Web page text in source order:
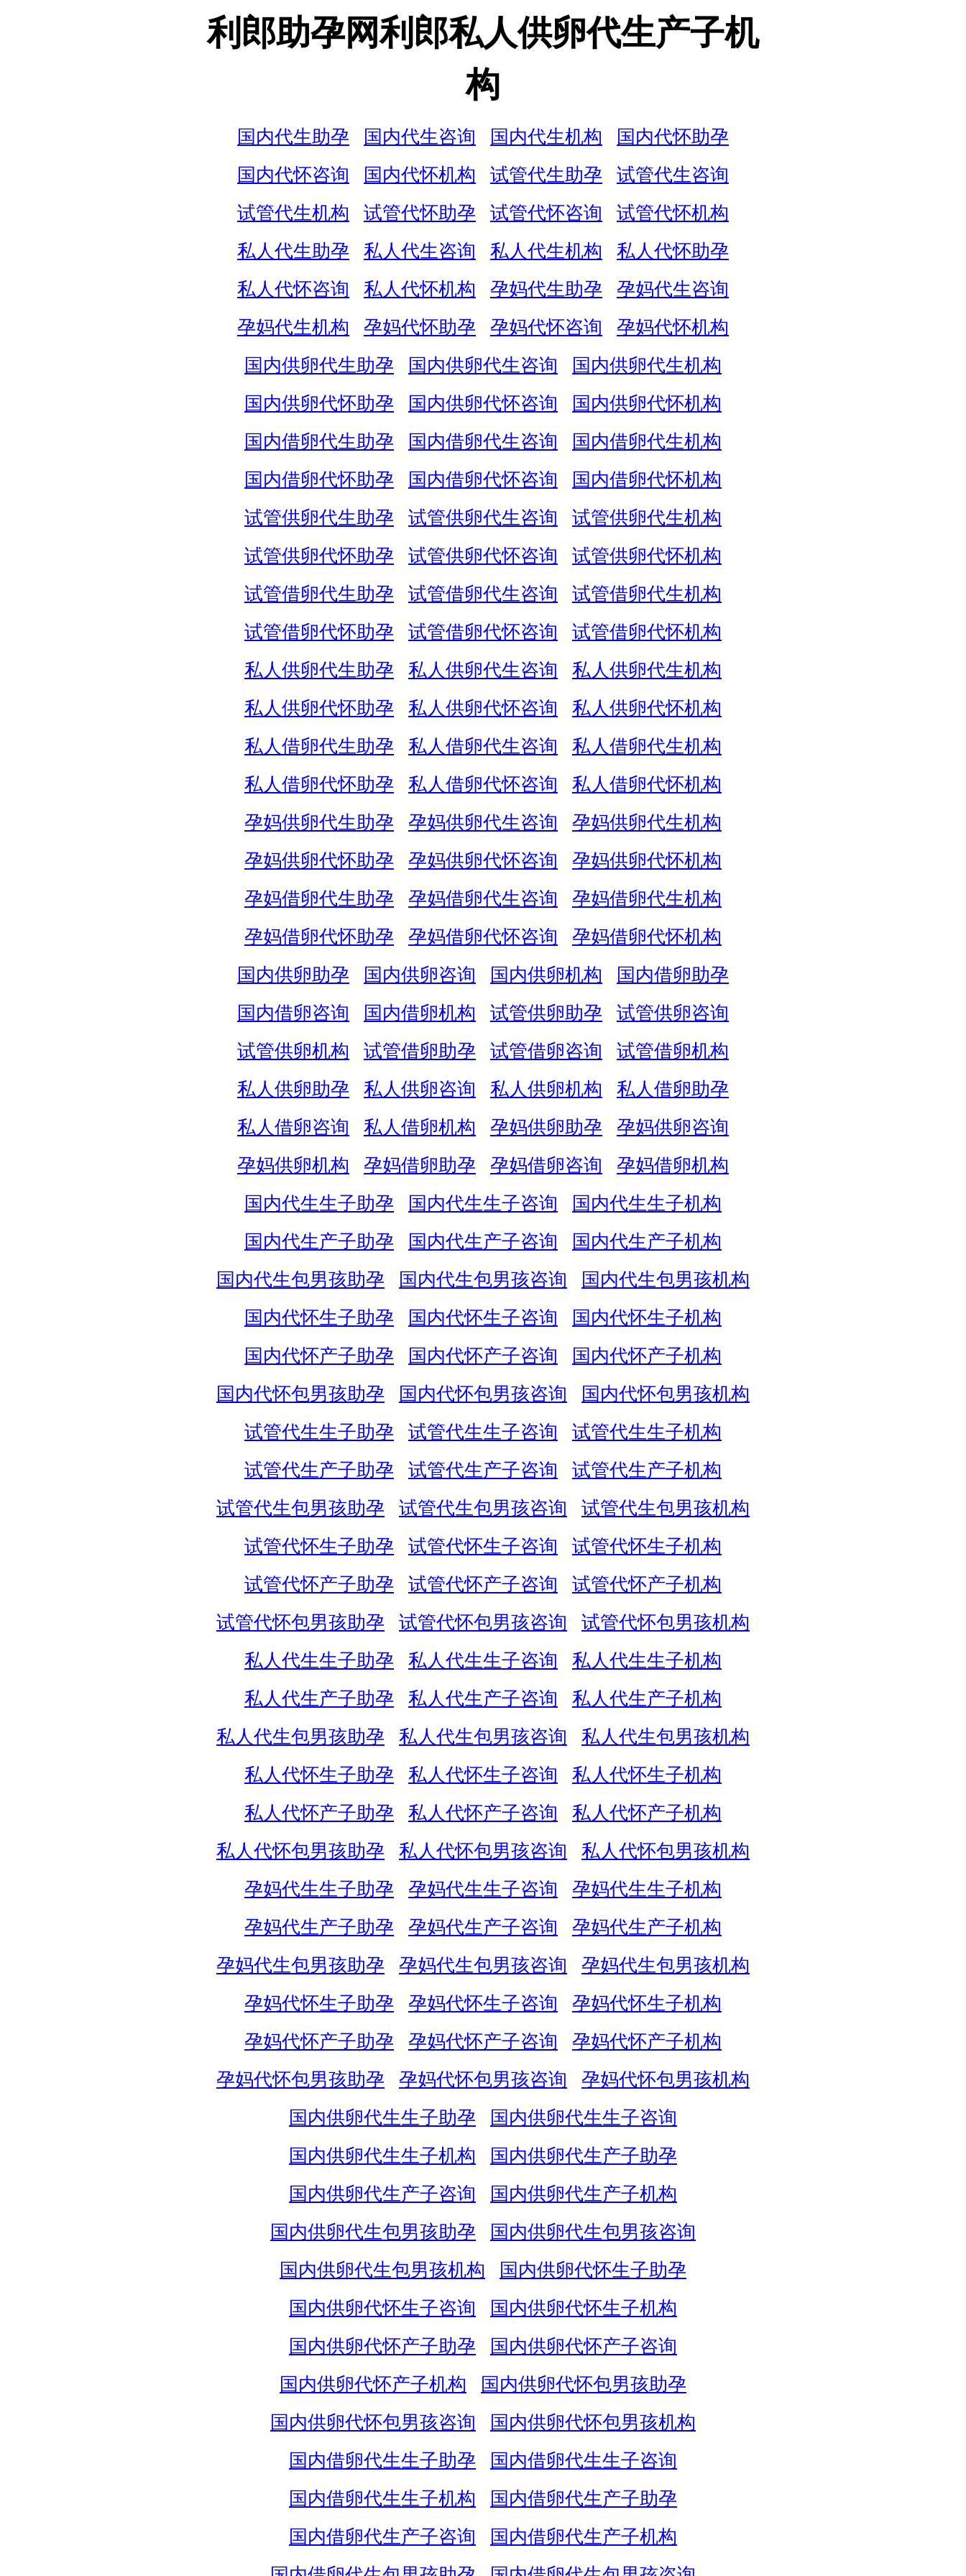
利郎助孕网利郎私人供卵代生产子机
构
国内代生助孕 国内代生咨询 国内代生机构
国内代怀助孕
国内代怀咨询
国内代怀机构 试管代生助孕
试管代生咨询
试管代生机构
试管代怀助孕 试管代怀咨询
试管代怀机构
私人代生助孕
私人代生咨询 私人代生机构
私人代怀助孕
私人代怀咨询
私人代怀机构 孕妈代生助孕
孕妈代生咨询
孕妈代生机构
孕妈代怀助孕 孕妈代怀咨询
孕妈代怀机构
国内供卵代生助孕
国内供卵代生咨询
国内供卵代生机构
国内供卵代怀助孕
国内供卵代怀咨询
国内供卵代怀机构
国内借卵代生助孕
国内借卵代生咨询
国内借卵代生机构
国内借卵代怀助孕
国内借卵代怀咨询
国内借卵代怀机构
试管供卵代生助孕
试管供卵代生咨询
试管供卵代生机构
试管供卵代怀助孕
试管供卵代怀咨询
试管供卵代怀机构
试管借卵代生助孕
试管借卵代生咨询
试管借卵代生机构
试管借卵代怀助孕
试管借卵代怀咨询
试管借卵代怀机构
私人供卵代生助孕
私人供卵代生咨询
私人供卵代生机构
私人供卵代怀助孕
私人供卵代怀咨询
私人供卵代怀机构
私人借卵代生助孕
私人借卵代生咨询
私人借卵代生机构
私人借卵代怀助孕
私人借卵代怀咨询
私人借卵代怀机构
孕妈供卵代生助孕
孕妈供卵代生咨询
孕妈供卵代生机构
孕妈供卵代怀助孕
孕妈供卵代怀咨询
孕妈供卵代怀机构
孕妈借卵代生助孕
孕妈借卵代生咨询
孕妈借卵代生机构
孕妈借卵代怀助孕
孕妈借卵代怀咨询
孕妈借卵代怀机构
国内供卵助孕
国内供卵咨询 国内供卵机构
国内借卵助孕
国内借卵咨询
国内借卵机构 试管供卵助孕
试管供卵咨询
试管供卵机构
试管借卵助孕 试管借卵咨询
试管借卵机构
私人供卵助孕
私人供卵咨询 私人供卵机构
私人借卵助孕
私人借卵咨询
私人借卵机构 孕妈供卵助孕
孕妈供卵咨询
孕妈供卵机构
孕妈借卵助孕 孕妈借卵咨询
孕妈借卵机构
国内代生生子助孕
国内代生生子咨询
国内代生生子机构
国内代生产子助孕
国内代生产子咨询
国内代生产子机构
国内代生包男孩助孕
国内代生包男孩咨询
国内代生包男孩机构
国内代怀生子助孕
国内代怀生子咨询
国内代怀生子机构
国内代怀产子助孕
国内代怀产子咨询
国内代怀产子机构
国内代怀包男孩助孕
国内代怀包男孩咨询
国内代怀包男孩机构
试管代生生子助孕
试管代生生子咨询
试管代生生子机构
试管代生产子助孕
试管代生产子咨询
试管代生产子机构
试管代生包男孩助孕
试管代生包男孩咨询
试管代生包男孩机构
试管代怀生子助孕
试管代怀生子咨询
试管代怀生子机构
试管代怀产子助孕
试管代怀产子咨询
试管代怀产子机构
试管代怀包男孩助孕
试管代怀包男孩咨询
试管代怀包男孩机构
私人代生生子助孕
私人代生生子咨询
私人代生生子机构
私人代生产子助孕
私人代生产子咨询
私人代生产子机构
私人代生包男孩助孕
私人代生包男孩咨询
私人代生包男孩机构
私人代怀生子助孕
私人代怀生子咨询
私人代怀生子机构
私人代怀产子助孕
私人代怀产子咨询
私人代怀产子机构
私人代怀包男孩助孕
私人代怀包男孩咨询
私人代怀包男孩机构
孕妈代生生子助孕
孕妈代生生子咨询
孕妈代生生子机构
孕妈代生产子助孕
孕妈代生产子咨询
孕妈代生产子机构
孕妈代生包男孩助孕
孕妈代生包男孩咨询
孕妈代生包男孩机构
孕妈代怀生子助孕
孕妈代怀生子咨询
孕妈代怀生子机构
孕妈代怀产子助孕
孕妈代怀产子咨询
孕妈代怀产子机构
孕妈代怀包男孩助孕
孕妈代怀包男孩咨询
孕妈代怀包男孩机构
国内供卵代生生子助孕
国内供卵代生生子咨询
国内供卵代生生子机构
国内供卵代生产子助孕
国内供卵代生产子咨询
国内供卵代生产子机构
国内供卵代生包男孩助孕
国内供卵代生包男孩咨询
国内供卵代生包男孩机构
国内供卵代怀生子助孕
国内供卵代怀生子咨询
国内供卵代怀生子机构
国内供卵代怀产子助孕
国内供卵代怀产子咨询
国内供卵代怀产子机构
国内供卵代怀包男孩助孕
国内供卵代怀包男孩咨询
国内供卵代怀包男孩机构
国内借卵代生生子助孕
国内借卵代生生子咨询
国内借卵代生生子机构
国内借卵代生产子助孕
国内借卵代生产子咨询
国内借卵代生产子机构